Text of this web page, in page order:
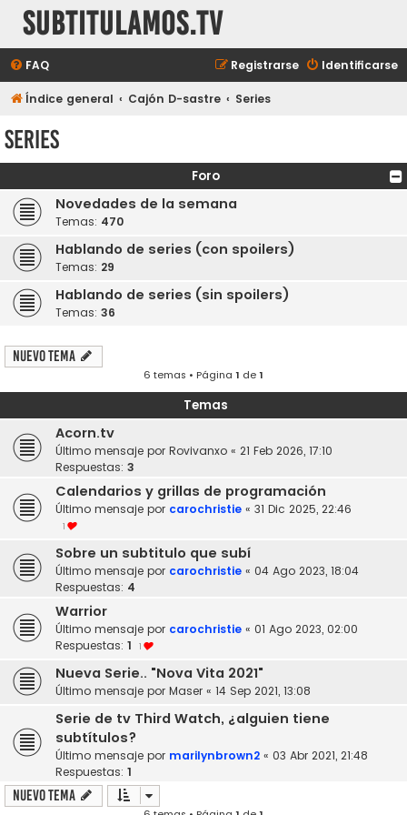
subtitulamos.tv
FAQ Identificarse
Registrarse
Índice general Cajón D-sastre Series
Series
Foro
Novedades de la semana
Temas: 470
Hablando de series (con spoilers)
Temas: 29
Hablando de series (sin spoilers)
Temas: 36
Nuevo Tema
6 temas • Página 1 de1
Temas
Acorn.tv
Último mensaje por Rovivanxo « 21 Feb 2026, 17:10
Respuestas: 3
Calendarios y grillas de programación
Último mensaje por carochristie « 31 Dic 2025, 22:46
1
Sobre un subtitulo que subí
Último mensaje por carochristie « 04 Ago 2023, 18:04
Respuestas: 4
Warrior
Último mensaje por carochristie « 01 Ago 2023, 02:00
Respuestas: 1 1
Nueva Serie.. "Nova Vita 2021"
Último mensaje por Maser « 14 Sep 2021, 13:08
Serie de tv Third Watch, ¿alguien tiene
subtítulos?
Último mensaje por marilynbrown2 « 03 Abr 2021, 21:48
Respuestas: 1
Nuevo Tema